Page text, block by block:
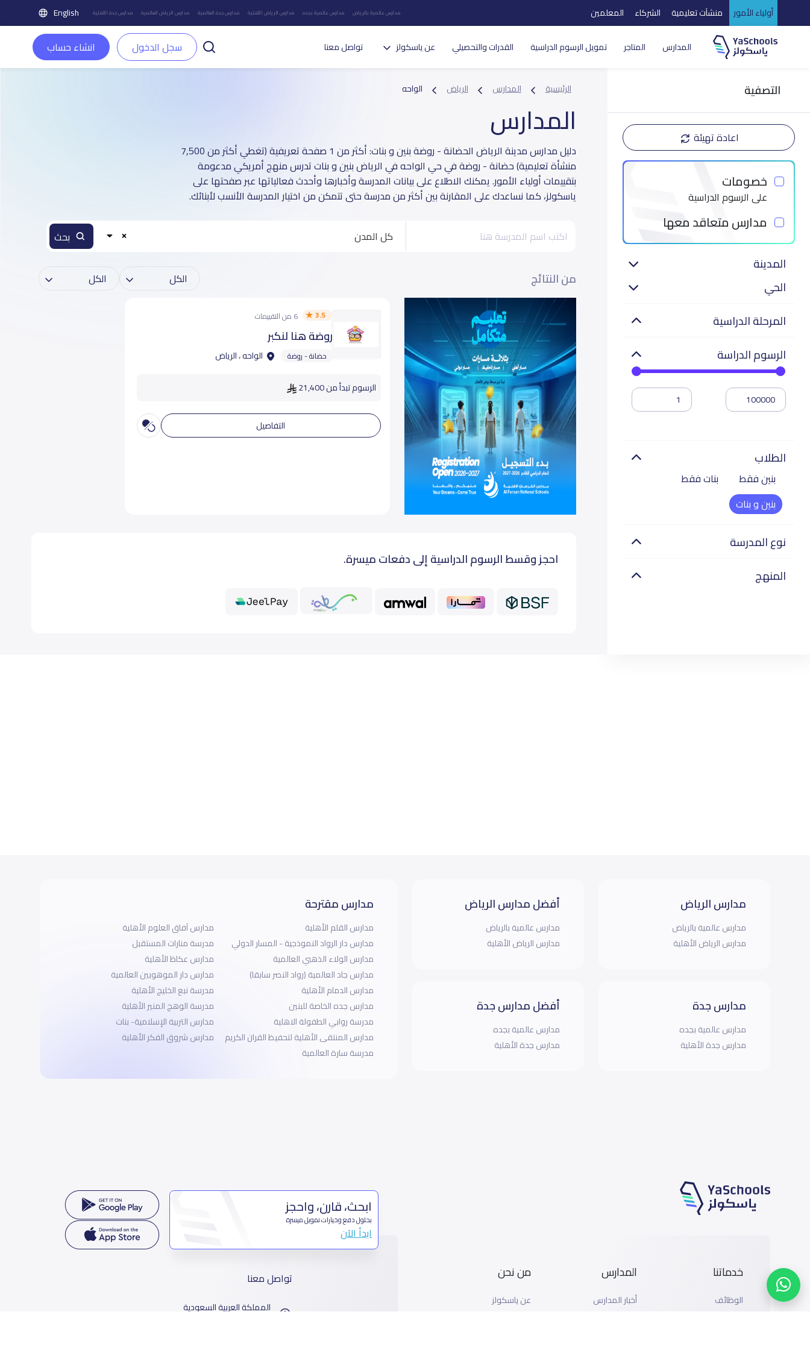
أولياء الأمور منشآت تعليمية الشركاء المعلمين مدارس عالمية بالرياض مدارس عالمية بجده مدارس الرياض الأهلية مدارس جدة العالمية مدارس الرياض العالمية مدارس جدة الأهلية English
المدارس المتاجر تمويل الرسوم الدراسية القدرات والتحصيلي عن ياسكولز تواصل معنا سجل الدخول انشاء حساب
التصفية
اعادة تهيئة
خصومات
على الرسوم الدراسية
مدارس متعاقد معها
المدينة
الحي
المرحلة الدراسية
الرسوم الدراسة
الطلاب
بنين فقط
بنات فقط
بنين و بنات
نوع المدرسة
المنهج
الرئيسية المدارس الرياض الواحه
المدارس
دليل مدارس مدينة الرياض الحضانة - روضة بنين و بنات: أكثر من 1 صفحة تعريفية (تغطي أكثر من 7,500
منشأة تعليمية) حضانة - روضة في حي الواحه في الرياض بنين و بنات تدرس منهج أمريكي مدعومة
بتقييمات أولياء الأمور. يمكنك الاطلاع على بيانات المدرسة وأخبارها وأحدث فعالياتها عبر صفحتها على
ياسكولز، كما نساعدك على المقارنة بين أكثر من مدرسة حتى تتمكن من اختيار المدرسة الأنسب لأبنائك.
كل المدن
من النتائج
3.5 6 من التقييمات
روضة هنا لنكبر
حضانة - روضة الواحه ، الرياض
الرسوم تبدأ من 21,400
التفاصيل
احجز وقسط الرسوم الدراسية إلى دفعات ميسرة.
مدارس الرياض
مدارس عالمية بالرياض
مدارس الرياض الأهلية
مدارس جدة
مدارس عالمية بجده
مدارس جدة الأهلية
أفضل مدارس الرياض
مدارس عالمية بالرياض
مدارس الرياض الأهلية
أفضل مدارس جدة
مدارس عالمية بجده
مدارس جدة الأهلية
مدارس مقترحة
مدارس القلم الأهلية
مدارس دار الرواد النموذجية - المسار الدولي
مدارس الولاء الذهبي العالمية
مدارس جاد العالمية (رواد النصر سابقا)
مدارس الدمام الأهلية
مدارس جده الخاصة للبنين
مدرسة روابي الطفولة الاهلية
مدارس المنتقى الأهلية لتحفيظ القران الكريم
مدرسة سارة العالمية
مدارس آفاق العلوم الأهلية
مدرسة منارات المستقبل
مدارس عكاظ الأهلية
مدارس دار الموهوبين العالمية
مدرسة نبع الخليج الأهلية
مدرسة الوهج المنير الأهلية
مدارس التربية الإسلامية- بنات
مدارس شروق الفكر الأهلية
خدماتنا
الوظائف
المدارس
أخبار المدارس
من نحن
عن ياسكولز
ابحث، قارن، واحجز
بحلول دفع وخيارات تمويل ميسرة
ابدأ الآن
تواصل معنا
المملكة العربية السعودية